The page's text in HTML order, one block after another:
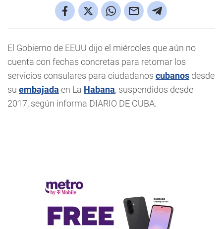
El Gobierno de EEUU dijo el miércoles que aún no
cuenta con fechas concretas para retomar los
servicios consulares para ciudadanos cubanos desde
su embajada en La Habana, suspendidos desde
2017, según informa DIARIO DE CUBA.